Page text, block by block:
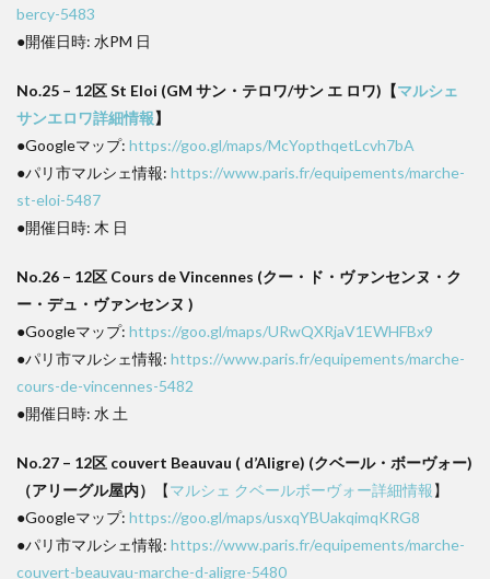
bercy-5483
●開催日時: 水PM 日
No.25 – 12区 St Eloi (GM サン・テロワ/サン エ ロワ)【マルシェ
サンエロワ詳細情報】
●Googleマップ: https://goo.gl/maps/McYopthqetLcvh7bA
●パリ市マルシェ情報: https://www.paris.fr/equipements/marche-
st-eloi-5487
●開催日時: 木 日
No.26 – 12区 Cours de Vincennes (クー・ド・ヴァンセンヌ・ク
ー・デュ・ヴァンセンヌ )
●Googleマップ: https://goo.gl/maps/URwQXRjaV1EWHFBx9
●パリ市マルシェ情報: https://www.paris.fr/equipements/marche-
cours-de-vincennes-5482
●開催日時: 水 土
No.27 – 12区 couvert Beauvau ( d’Aligre) (クベール・ボーヴォー)
（アリーグル屋内）
【マルシェ クベールボーヴォー詳細情報】
●Googleマップ: https://goo.gl/maps/usxqYBUakqimqKRG8
●パリ市マルシェ情報: https://www.paris.fr/equipements/marche-
couvert-beauvau-marche-d-aligre-5480